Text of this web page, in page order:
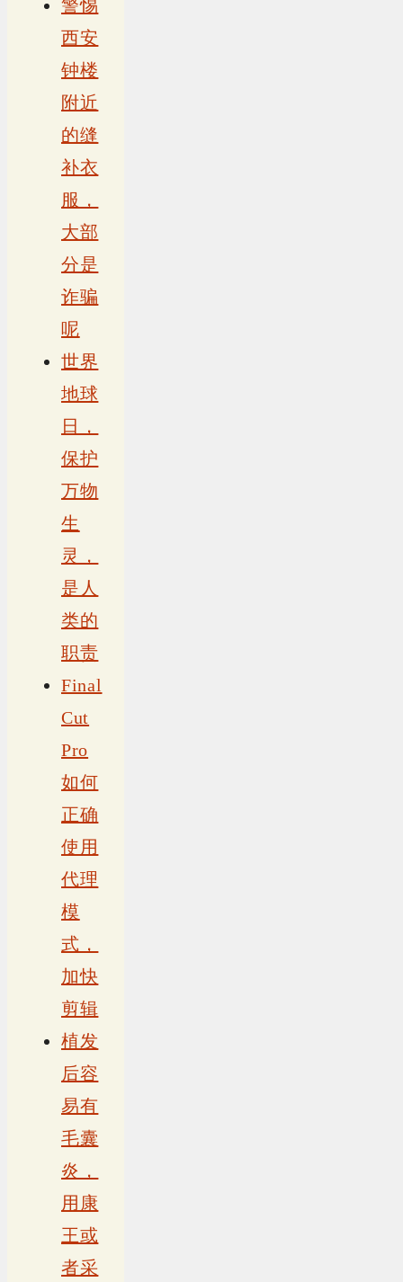
警惕
西安
钟楼
附近
的缝
补衣
服，
大部
分是
诈骗
呢
世界
地球
日，
保护
万物
生
灵，
是人
类的
职责
Final
Cut
Pro
如何
正确
使用
代理
模
式，
加快
剪辑
植发
后容
易有
毛囊
炎，
用康
王或
者采